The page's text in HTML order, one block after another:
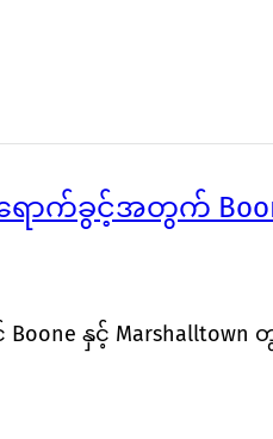
ာက်ခွင့်အတွက်
နှင့်